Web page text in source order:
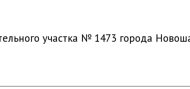
участка № 1473 города